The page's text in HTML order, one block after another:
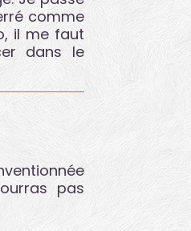
comme
il me faut
dans le
pas